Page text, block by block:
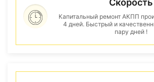
Скорость
Капитальный ремонт АКПП
4 дней. Быстрый и
пару дней !